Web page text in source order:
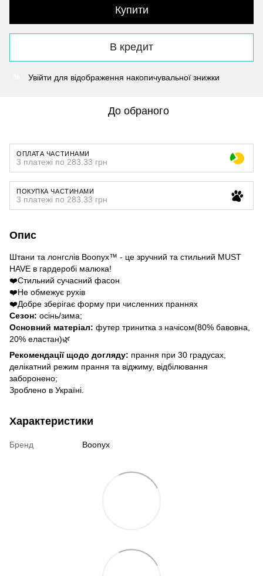
Купити
В кредит
Увійти для відображення накопичувальної знижки
До обраного
ОПЛАТА ЧАСТИНАМИ
3 платежі по 283.33 грн
ПОКУПКА ЧАСТИНАМИ
3 платежі по 283.33 грн
Опис
Штани та лонгслів Boonyx™ - це зручний та стильний MUST
HAVE в гардеробі малюка!
❤️Стильний сучасний фасон
❤️Не обмежує рухів
❤️Добре зберігає форму при численних праннях
Сезон: осінь/зима;
Основний матеріал: футер тринитка з начісом(80% бавовна,
20% еластан)🌿
Рекомендації щодо догляду: прання при 30 градусах,
делікатний режим прання та віджиму, відбілювання
заборонено;
Зроблено в Україні.
Характеристики
Бренд Boonyx